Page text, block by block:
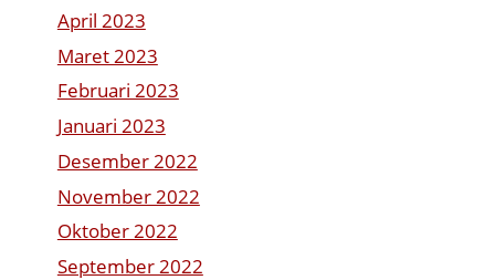
April 2023
Maret 2023
Februari 2023
Januari 2023
Desember 2022
November 2022
Oktober 2022
September 2022